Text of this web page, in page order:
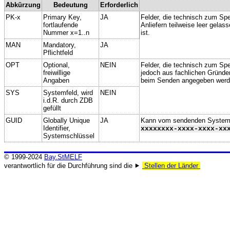
Abkürzung Bedeutung
Erforderlich
PK-x
Primary Key,
fortlaufende
Nummer x=1..n
JA
Felder, die technisch zum
Anliefern teilweise leer
ist.
MAN
Mandatory,
Pflichtfeld
JA
OPT
Optional,
freiwillige
Angaben
NEIN
Felder, die technisch zum
jedoch aus fachlichen
beim Senden angegeben
SYS
Systemfeld, wird
i.d.R. durch ZDB
gefüllt
NEIN
GUID
Globally Unique
Identifier,
Systemschlüssel
JA
Kann vom sendenden
xxxxxxxx-xxxx-xxxx-
© 1999-2024 Bay.StMELF
verantwortlich für die Durchführung sind die ⯈
Stellen der Länder